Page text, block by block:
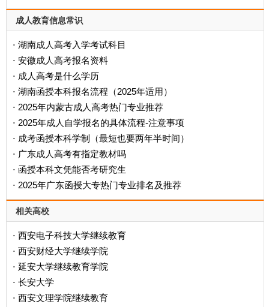
成人教育信息常识
· 湖南成人高考入学考试科目
· 安徽成人高考报名资料
· 成人高考是什么学历
· ‌湖南函授本科报名流程（2025年适用）‌
· 2025年内蒙古成人高考热门专业推荐
· 2025年成人自学报名的具体流程-注意事项
· 成考函授本科学制（最短也要两年半时间）
· 广东成人高考有指定教材吗
· 函授本科文凭能否考研究生
· 2025年广东函授大专热门专业排名及推荐
相关高校
· 西安电子科技大学继续教育
· 西安财经大学继续学院
· 延安大学继续教育学院
· 长安大学
· 西安文理学院继续教育